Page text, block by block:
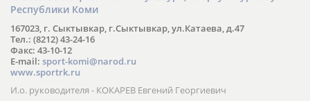
Республики Коми
167023, г. Сыктывкар, г.Сыктывкар, ул.Катаева, д.47
Тел.: (8212) 43-24-16
Факс: 43-10-12
E-mail: sport-komi@narod.ru
www.sportrk.ru
И.о. руководителя - КОКАРЕВ Евгений Георгиевич